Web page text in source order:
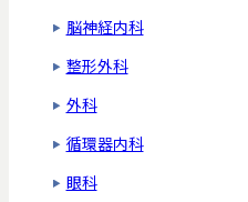
脳神経内科
整形外科
外科
循環器内科
眼科